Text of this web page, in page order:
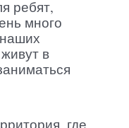
ребят,
много
в
где